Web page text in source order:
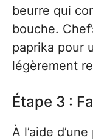
beurre qui
bouche.
paprika pour
légèrement
Étape 3 :
À l’aide